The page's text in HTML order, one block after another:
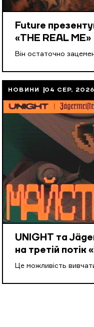
Future
«THE REAL ME»
Він остаточно
НОВИНИ 04 СЕР, 2026
UNIGHT та
на третій потік
Це можливість